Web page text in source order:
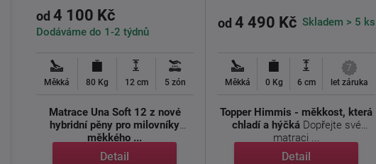
od 4 100 Kč
Dodáváme do 1-2 týdnů
Měkká 80 Kg 12 cm 5 zón
Matrace Una Soft 12 z nové
hybridní pěny pro milovníky
měkkého ...
Detail
od 4 490 Kč Skladem > 5 ks
Měkká 0 Kg 6 cm
7
let záruka
Topper Himmis - měkkost, která
chladí a hýčkáDopřejte své
matraci ...
Detail